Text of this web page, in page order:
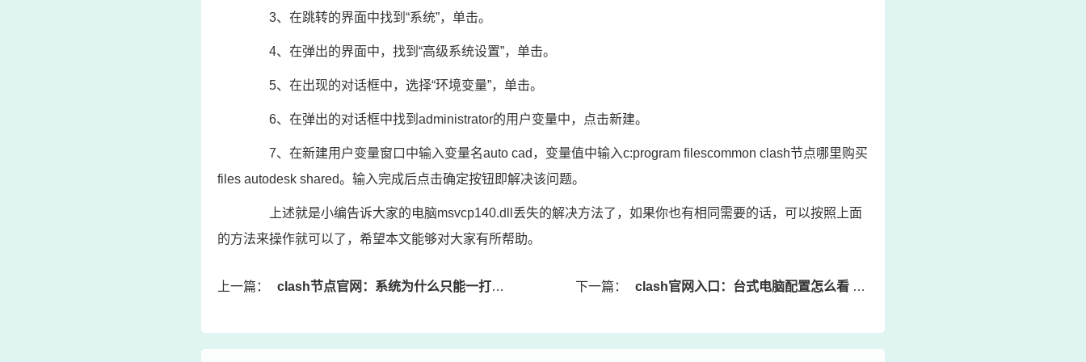
3、在跳转的界面中找到“系统”，单击。
4、在弹出的界面中，找到“高级系统设置”，单击。
5、在出现的对话框中，选择“环境变量”，单击。
6、在弹出的对话框中找到administrator的用户变量中，点击新建。
7、在新建用户变量窗口中输入变量名auto cad，变量值中输入c:program filescommon clash节点哪里购买
files autodesk shared。输入完成后点击确定按钮即解决该问题。
上述就是小编告诉大家的电脑msvcp140.dll丢失的解决方法了，如果你也有相同需要的话，可以按照上面
的方法来操作就可以了，希望本文能够对大家有所帮助。
上一篇： clash节点官网：系统为什么只能一打开w10 双系统启动直接进入了w10解决方法 下一篇： clash官网入口：台式电脑配置怎么看 台式如何看电脑配置